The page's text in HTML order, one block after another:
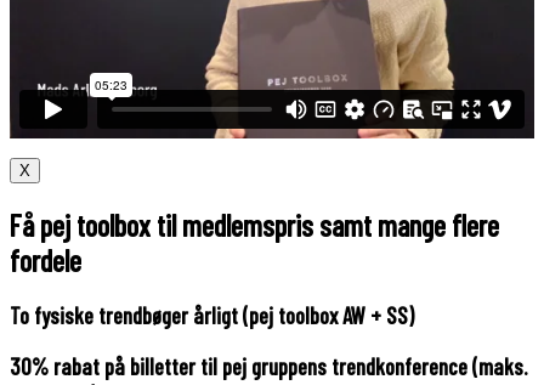
X
Få pej toolbox til medlemspris samt mange flere
fordele
To fysiske trendbøger årligt (pej toolbox AW + SS)
30% rabat på billetter til pej gruppens trendkonference (maks.